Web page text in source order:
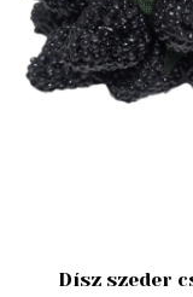
Dísz szeder